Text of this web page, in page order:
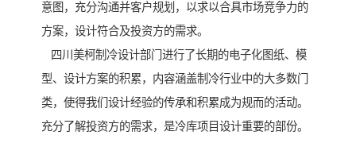
意图，充分沟通并客户规划，以求以合具市场竞争力的
方案，设计符合及投资方的需求。
四川美柯制冷设计部门进行了长期的电子化图纸、模
型、设计方案的积累，内容涵盖制冷行业中的大多数门
类，使得我们设计经验的传承和积累成为规而的活动。
充分了解投资方的需求，是冷库项目设计重要的部份。